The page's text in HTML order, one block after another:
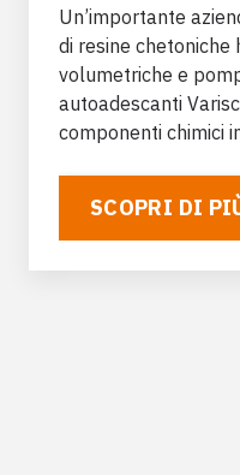
Un’importante
di resine
volumetriche e
autoadescanti
componenti chimici
SCOPRI DI